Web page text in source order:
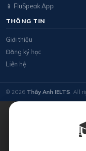
📱 FluSpeak App
THÔNG TIN
Giới thiệu
Đăng ký học
Liên hệ
© 2026 Thầy Anh IELTS. All